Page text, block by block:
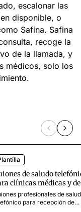
escalonar las
disponible, o
Safina. Safina
recoge la
de la llamada, y
médicos, solo los
de saludo
clínicas médicas y de
profesionales de
para recepción de